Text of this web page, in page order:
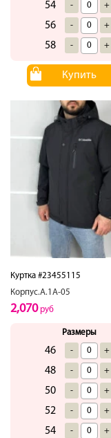
54 - +
56 - +
58 - +
Купить
Куртка #23455115
Корпус.А.1А-05
2,070руб
Размеры
46 - +
48 - +
50 - +
52 - +
54 - +